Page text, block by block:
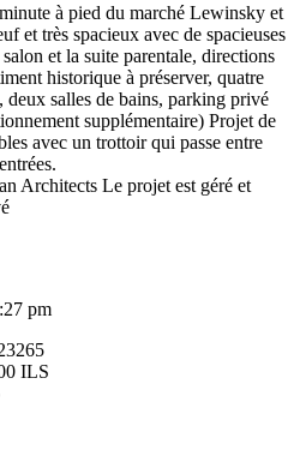
à pied du marché Lewinsky et
et très spacieux avec de spacieuses
et la suite parentale, directions
historique à préserver, quatre
deux salles de bains, parking privé
supplémentaire) Projet de
avec un trottoir qui passe entre
Architects Le projet est géré et
pm
ILS